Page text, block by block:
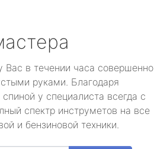
Вас в течении часа совершенно
руками. Благодаря
у специалиста всегда с
спектр инструметов на все
и бензиновой техники.